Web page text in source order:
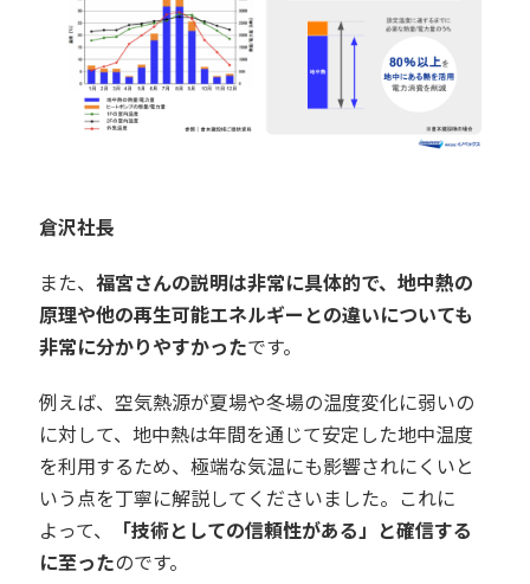
倉沢社長
また、福宮さんの説明は非常に具体的で、地中熱の
原理や他の再生可能エネルギーとの違いについても
非常に分かりやすかったです。
例えば、空気熱源が夏場や冬場の温度変化に弱いの
に対して、地中熱は年間を通じて安定した地中温度
を利用するため、極端な気温にも影響されにくいと
いう点を丁寧に解説してくださいました。これに
よって、
「技術としての信頼性がある」と確信する
に至ったのです。